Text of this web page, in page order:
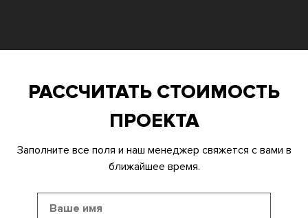
РАССЧИТАТЬ СТОИМОСТЬ
ПРОЕКТА
Заполните все поля и наш менеджер свяжется с вами в
ближайшее время.